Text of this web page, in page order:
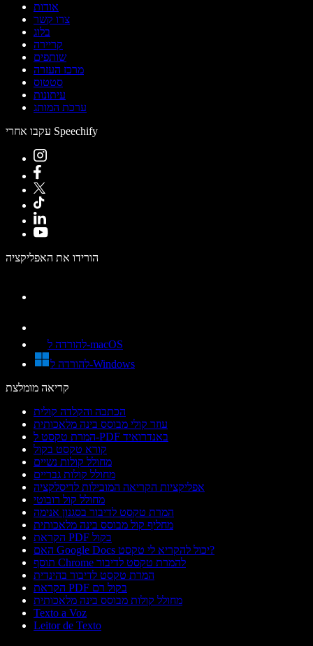
אודות
צרו קשר
בלוג
קריירה
שותפים
מרכז העזרה
סטטוס
עיתונות
ערכת המותג
עקבו אחרי Speechify
הורידו את האפליקציה
להורדה ל-macOS
להורדה ל-Windows
קריאה מומלצת
הכתבה והקלדה קולית
עוזר קולי מבוסס בינה מלאכותית
המרת טקסט ל-PDF באנדרואיד
קורא טקסט בקול
מחולל קולות נשיים
מחולל קולות גבריים
אפליקציות הקריאה המובילות לדיסלקציה
מחולל קול רובוטי
המרת טקסט לדיבור בסגנון אנימה
מחליף קול מבוסס בינה מלאכותית
הקראת PDF בקול
האם Google Docs יכול להקריא לי טקסט?
תוסף Chrome להמרת טקסט לדיבור
המרת טקסט לדיבור בהינדית
הקראת PDF בקול רם
מחולל קולות מבוסס בינה מלאכותית
Texto a Voz
Leitor de Texto